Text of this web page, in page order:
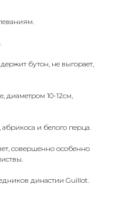
бутон, не выгорает,
диаметром 10-12см,
и белого перца.
совершенно особенно
династии Guillot.